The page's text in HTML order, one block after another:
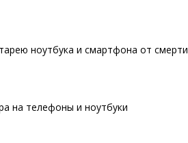
ноутбука и смартфона от смерти
на телефоны и ноутбуки